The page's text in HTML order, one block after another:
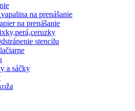
na prenášanie
na prenášanie
stencilu
a sáčky